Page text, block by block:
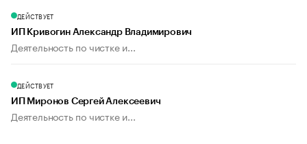
ДЕЙСТВУЕТ
ИП Кривогин Александр Владимирович
Деятельность по чистке и...
ДЕЙСТВУЕТ
ИП Миронов Сергей Алексеевич
Деятельность по чистке и...